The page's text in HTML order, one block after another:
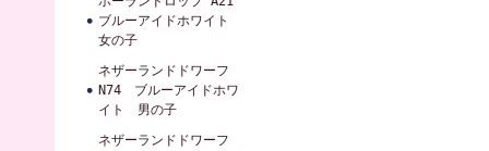
ブルーアイドホワイト
女の子
ネザーランドドワーフ
N74 ブルーアイドホワ
イト 男の子
ネザーランドドワーフ